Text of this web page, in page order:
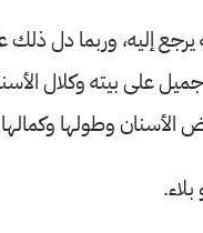
إليه، وربما دل ذلك
على بيته وكلال
الأسنان وطولها